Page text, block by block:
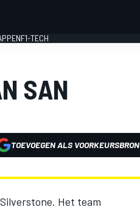
F1-TECH
SAN
TOEVOEGEN ALS VOORKEURSBRON
Het team